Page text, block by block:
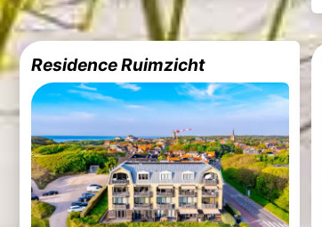
Residence Ruimzicht